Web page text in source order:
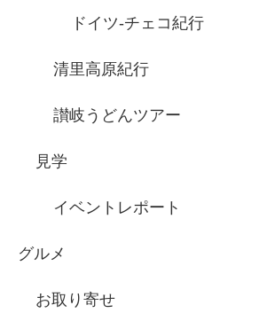
ドイツ-チェコ紀行
清里高原紀行
讃岐うどんツアー
見学
イベントレポート
グルメ
お取り寄せ